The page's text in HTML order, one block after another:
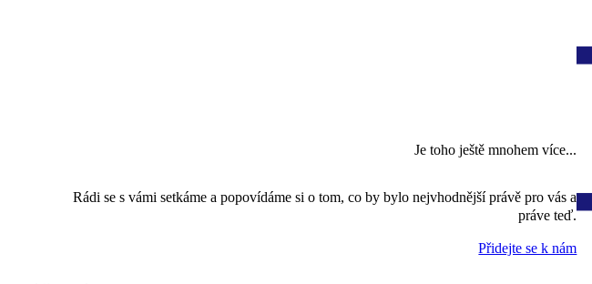
Je toho ještě mnohem více...
Rádi se s vámi setkáme a popovídáme si o tom, co by bylo nejvhodnější právě pro vás a
práve teď.
Přidejte se k nám